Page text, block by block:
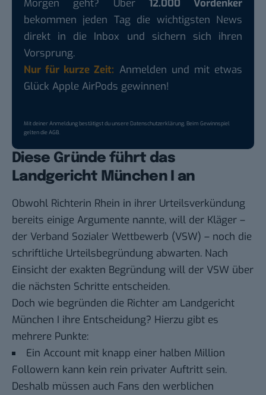
Morgen geht? Über 12.000 Vordenker
bekommen jeden Tag die wichtigsten News
direkt in die Inbox und sichern sich ihren
Vorsprung.
Nur für kurze Zeit: Anmelden und mit etwas
Glück Apple AirPods gewinnen!
Mit deiner Anmeldung bestätigst du unsereDatenschutzerklärung. Beim Gewinnspiel
gelten dieAGB.
Diese Gründe führt das
Landgericht München I an
Obwohl Richterin Rhein in ihrer Urteilsverkündung
bereits einige Argumente nannte, will der Kläger –
der Verband Sozialer Wettbewerb (VSW) – noch die
schriftliche Urteilsbegründung abwarten. Nach
Einsicht der exakten Begründung will der VSW über
die nächsten Schritte entscheiden.
Doch wie begründen die Richter am Landgericht
München I ihre Entscheidung? Hierzu gibt es
mehrere Punkte:
Ein Account mit knapp einer halben Million
Followern kann kein rein privater Auftritt sein.
Deshalb müssen auch Fans den werblichen